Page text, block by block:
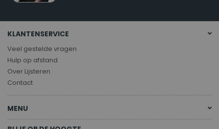
KLANTENSERVICE
Veel gestelde vragen
Hulp op afstand
Over Lijsteren
Contact
MENU